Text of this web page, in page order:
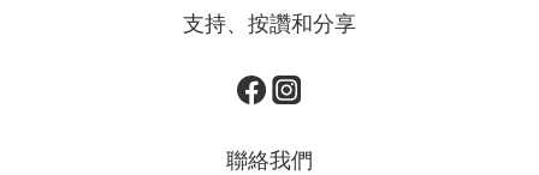
支持、按讚和分享
聯絡我們